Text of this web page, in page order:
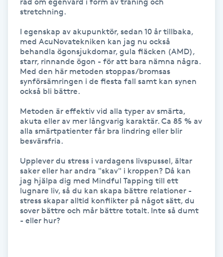
Healing
Herrklippning
HIFU
Hollywood Peel
Hot Stone Massage
Hot yoga
Hudföryngring
Huduppstramning
stretchning.
I egenskap av akupunktör, sedan 10 år tillbaka,
med AcuNovatekniken kan jag nu också
behandla ögonsjukdomar, gula fläcken (AMD),
starr, rinnande ögon - för att bara nämna några.
Med den här metoden stoppas/bromsas
synförsämringen i de flesta fall samt kan synen
också bli bättre.
Metoden är effektiv vid alla typer av smärta,
akuta eller av mer långvarig karaktär. Ca 85 % av
alla smärtpatienter får bra lindring eller blir
besvärsfria.
Upplever du stress i vardagens livspussel, ältar
saker eller har andra "skav" i kroppen? Då kan
jag hjälpa dig med Mindful Tapping till ett
lugnare liv, så du kan skapa bättre relationer -
stress skapar alltid konflikter på något sätt, du
sover bättre och mår bättre totalt. Inte så dumt
- eller hur?